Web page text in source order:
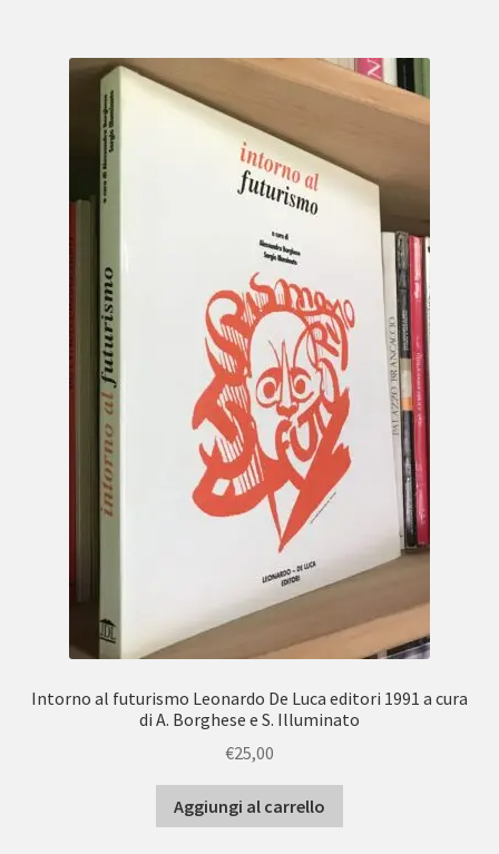
Intorno al futurismo Leonardo De Luca editori 1991 a cura
di A. Borghese e S. Illuminato
€25,00
Aggiungi al carrello